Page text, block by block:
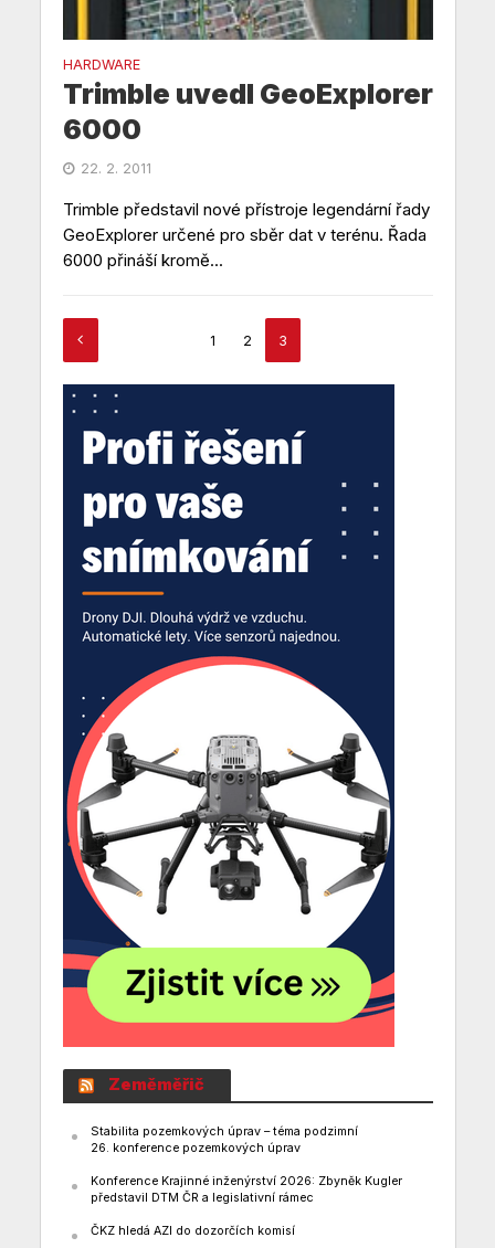
HARDWARE
Trimble uvedl GeoExplorer
6000
22. 2. 2011
Trimble představil nové přístroje legendární řady
GeoExplorer určené pro sběr dat v terénu. Řada
6000 přináší kromě...
1 2 3
Zeměměřič
Stabilita pozemkových úprav – téma podzimní
26. konference pozemkových úprav
Konference Krajinné inženýrství 2026: Zbyněk Kugler
představil DTM ČR a legislativní rámec
ČKZ hledá AZI do dozorčích komisí